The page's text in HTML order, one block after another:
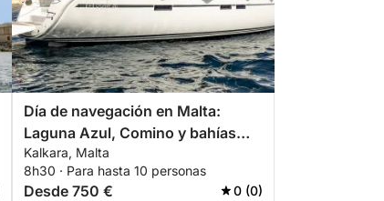
Día de navegación en Malta:
Laguna Azul, Comino y bahías
escondidas.
Kalkara, Malta
8h30 · Para hasta 10 personas
Desde 750 € 0 (0)